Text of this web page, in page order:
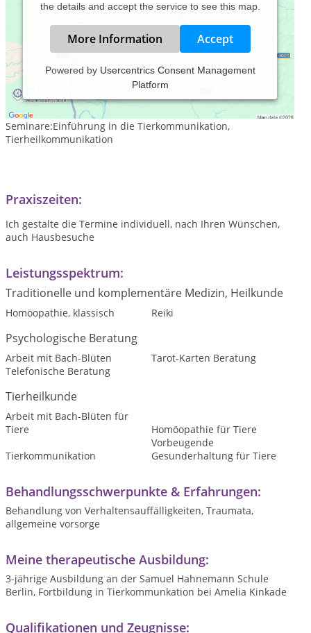
the details and accept the service to see this map.
More Information Accept
Powered by Usercentrics Consent Management
Platform
Neben Homöopathie und Bachblütentherapie biete ich
Tierkommunikation an.
Seminare:Einführung in die Tierkommunikation,
Tierheilkommunikation
Praxiszeiten:
Ich gestalte die Termine individuell, nach Ihren Wünschen,
auch Hausbesuche
Leistungsspektrum:
Traditionelle und komplementäre Medizin, Heilkunde
Homöopathie, klassisch Reiki
Psychologische Beratung
Arbeit mit Bach-Blüten
Tarot-Karten Beratung
Telefonische Beratung
Tierheilkunde
Arbeit mit Bach-Blüten für
Tiere
Homöopathie für Tiere
Tierkommunikation
Vorbeugende
Gesunderhaltung für Tiere
Behandlungsschwerpunkte & Erfahrungen:
Behandlung von Verhaltensauffälligkeiten, Traumata,
allgemeine vorsorge
Meine therapeutische Ausbildung:
3-jährige Ausbildung an der Samuel Hahnemann Schule
Berlin, Fortbildung in Tierkommunkation bei Amelia Kinkade
Qualifikationen und Zeugnisse: